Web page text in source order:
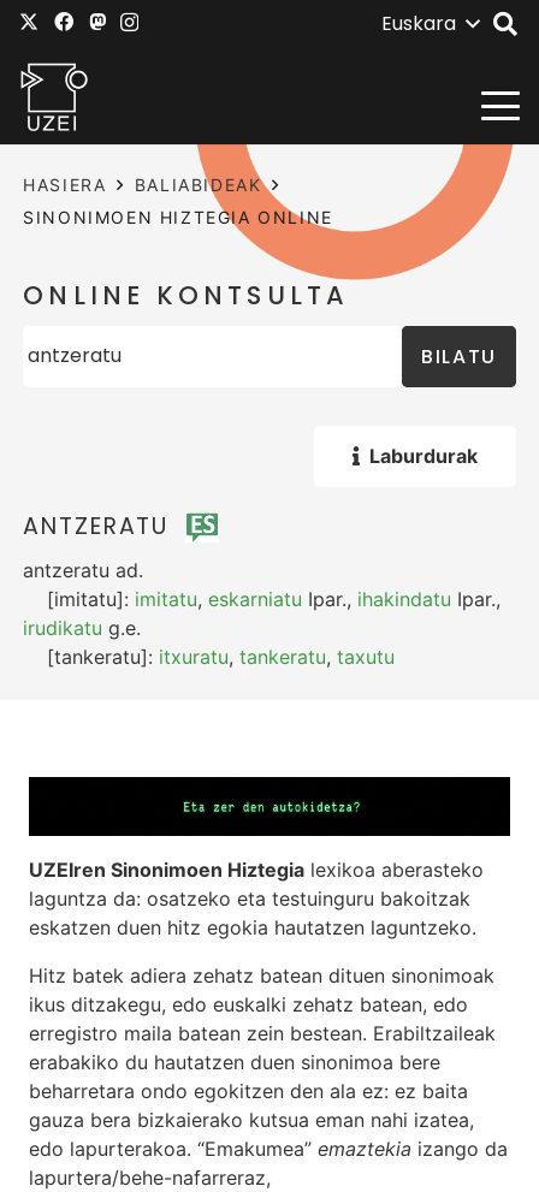
Euskara
HASIERA
BALIABIDEAK
SINONIMOEN HIZTEGIA ONLINE
ONLINE KONTSULTA
BILATU
Laburdurak
ANTZERATU
antzeratu ad.
[imitatu]: imitatu,eskarniatu Ipar., ihakindatu Ipar.,
irudikatu g.e.
[tankeratu]: itxuratu,tankeratu,taxutu
UZEIren Sinonimoen Hiztegia lexikoa aberasteko
laguntza da: osatzeko eta testuinguru bakoitzak
eskatzen duen hitz egokia hautatzen laguntzeko.
Hitz batek adiera zehatz batean dituen sinonimoak
ikus ditzakegu, edo euskalki zehatz batean, edo
erregistro maila batean zein bestean. Erabiltzaileak
erabakiko du hautatzen duen sinonimoa bere
beharretara ondo egokitzen den ala ez: ez baita
gauza bera bizkaierako kutsua eman nahi izatea,
edo lapurterakoa. “Emakumea” emaztekia izango da
lapurtera/behe-nafarreraz,